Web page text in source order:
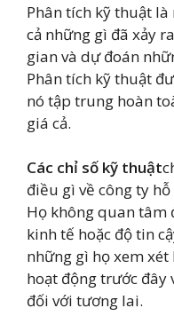
Phân tích kỹ thuật
cả những gì đã xảy
gian và dự đoán
Phân tích kỹ thuật
nó tập trung hoàn
giá cả.
Các chỉ số kỹ thuật
điều gì về công ty
Họ không quan tâm
kinh tế hoặc độ tin
những gì họ xem xét
hoạt động trước đây
đối với tương lai.